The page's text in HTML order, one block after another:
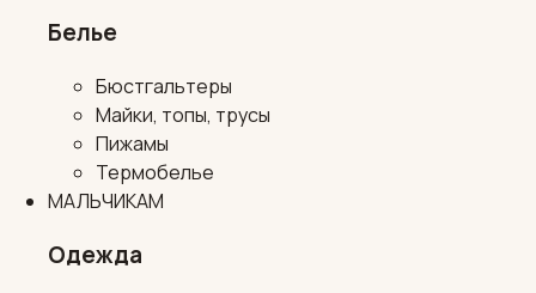
Белье
Бюстгальтеры
Майки, топы, трусы
Пижамы
Термобелье
МАЛЬЧИКАМ
Одежда